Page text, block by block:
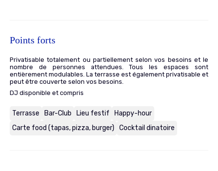
Points forts
Privatisable totalement ou partiellement selon vos besoins et le
nombre de personnes attendues. Tous les espaces sont
entièrement modulables. La terrasse est également privatisable et
peut être couverte selon vos besoins.
DJ disponible et compris
Terrasse Bar-Club Lieu festif
Happy-hour
Carte food (tapas, pizza, burger)
Cocktail dinatoire